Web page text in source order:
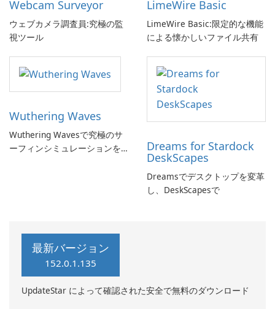
Webcam Surveyor
ウェブカメラ調査員:究極の監
視ツール
LimeWire Basic
LimeWire Basic:限定的な機能
による懐かしいファイル共有
Wuthering Waves
Wuthering Wavesで究極のサ
ーフィンシミュレーションを
Dreams for Stardock
DeskScapes
Dreamsでデスクトップを変革
し、DeskScapesで
最新バージョン
152.0.1.135
UpdateStar によって確認された安全で無料のダウンロード